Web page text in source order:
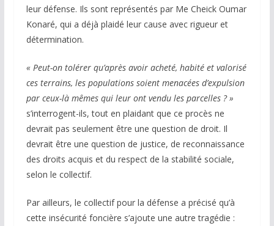
leur défense. Ils sont représentés par Me Cheick Oumar
Konaré, qui a déjà plaidé leur cause avec rigueur et
détermination.
« Peut-on tolérer qu’après avoir acheté, habité et valorisé
ces terrains, les populations soient menacées d’expulsion
par ceux-là mêmes qui leur ont vendu les parcelles ? »
s’interrogent-ils, tout en plaidant que ce procès ne
devrait pas seulement être une question de droit. Il
devrait être une question de justice, de reconnaissance
des droits acquis et du respect de la stabilité sociale,
selon le collectif.
Par ailleurs, le collectif pour la défense a précisé qu’à
cette insécurité foncière s’ajoute une autre tragédie :